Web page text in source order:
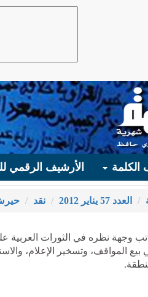
الكلمة الأرشيف الرقمي
العدد 57 يناير 2012 نقد
وجهة نظره في الثورات العربية
المواقف، وتسخير الإعلام،